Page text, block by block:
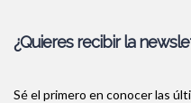
¿Quieres recibir la
Sé el primero en conocer las